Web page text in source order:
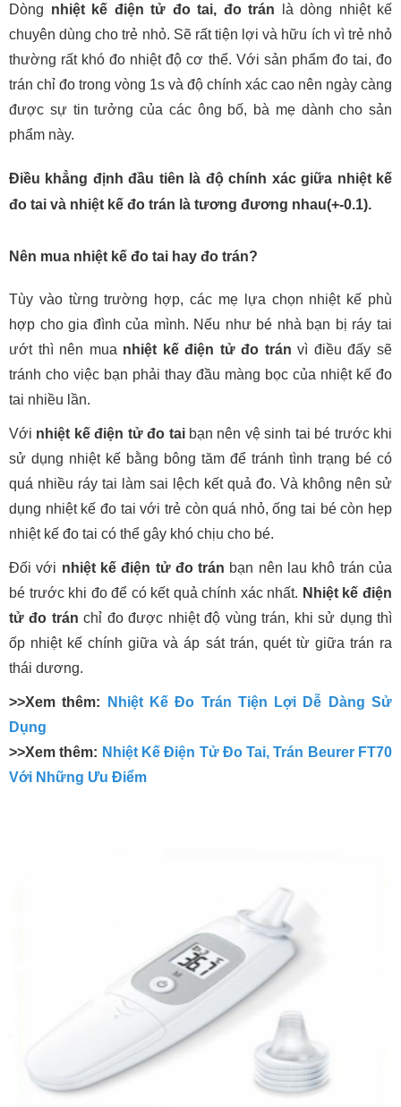
Dòng nhiệt kế điện tử đo tai, đo trán là dòng nhiệt kế
chuyên dùng cho trẻ nhỏ. Sẽ rất tiện lợi và hữu ích vì trẻ nhỏ
thường rất khó đo nhiệt độ cơ thể. Với sản phẩm đo tai, đo
trán chỉ đo trong vòng 1s và độ chính xác cao nên ngày càng
được sự tin tưởng của các ông bố, bà mẹ dành cho sản
phẩm này.
Điều khẳng định đầu tiên là độ chính xác giữa nhiệt kế
đo tai và nhiệt kế đo trán là tương đương nhau(+-0.1).
Nên mua nhiệt kế đo tai hay đo trán?
Tùy vào từng trường hợp, các mẹ lựa chọn nhiệt kế phù
hợp cho gia đình của mình. Nếu như bé nhà bạn bị ráy tai
ướt thì nên mua nhiệt kế điện tử đo trán vì điều đấy sẽ
tránh cho việc bạn phải thay đầu màng bọc của nhiệt kế đo
tai nhiều lần.
Với nhiệt kế điện tử đo taibạn nên vệ sinh tai bé trước khi
sử dụng nhiệt kế bằng bông tăm để tránh tình trạng bé có
quá nhiều ráy tai làm sai lệch kết quả đo. Và không nên sử
dụng nhiệt kế đo tai với trẻ còn quá nhỏ, ống tai bé còn hẹp
nhiệt kế đo tai có thể gây khó chịu cho bé.
Đối với nhiệt kế điện tử đo trán bạn nên lau khô trán của
bé trước khi đo để có kết quả chính xác nhất. Nhiệt kế điện
tử đo trán chỉ đo được nhiệt độ vùng trán, khi sử dụng thì
ốp nhiệt kế chính giữa và áp sát trán, quét từ giữa trán ra
thái dương.
>>Xem thêm:
Nhiệt Kế Đo Trán Tiện Lợi Dễ Dàng Sử
Dụng
>>Xem thêm: Nhiệt Kế Điện Tử Đo Tai, Trán Beurer FT70
Với Những Ưu Điểm